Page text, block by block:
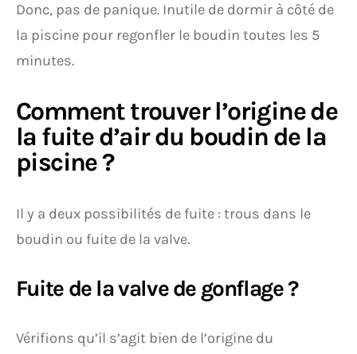
Donc, pas de panique. Inutile de dormir à côté de
la piscine pour regonfler le boudin toutes les 5
minutes.
Comment trouver l’origine de
la fuite d’air du boudin de la
piscine ?
Il y a deux possibilités de fuite : trous dans le
boudin ou fuite de la valve.
Fuite de la valve de gonflage ?
Vérifions qu’il s’agit bien de l’origine du